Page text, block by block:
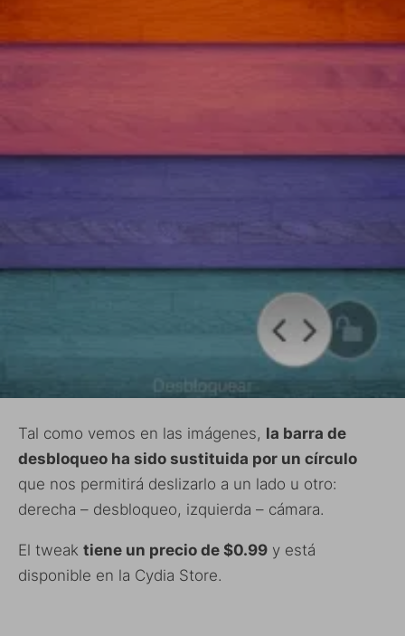
Tal como vemos en las imágenes, la barra de
desbloqueo ha sido sustituida por un círculo
que nos permitirá deslizarlo a un lado u otro:
derecha – desbloqueo, izquierda – cámara.
El tweak tiene un precio de $0.99 y está
disponible en la Cydia Store.